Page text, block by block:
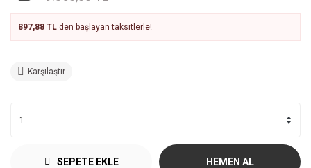
897,88 TL den başlayan taksitlerle!
Karşılaştır
SEPETE EKLE HEMEN AL